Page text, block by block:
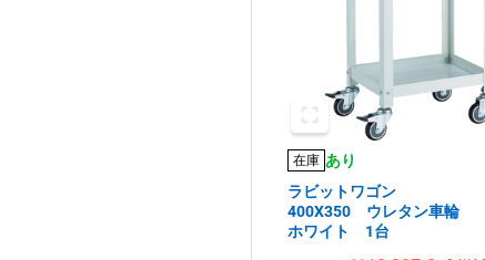
在庫 あり
ラビットワゴン
400X350 ウレタン車輪
ホワイト 1台